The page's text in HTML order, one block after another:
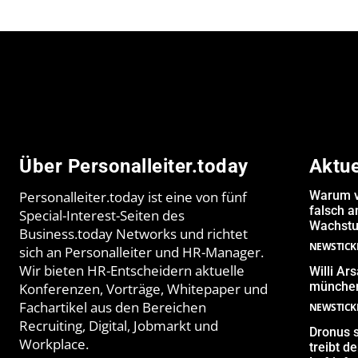
Über Personalleiter.today
Personalleiter.today ist eine von fünf
Special-Interest-Seiten des
Business.today Networks und richtet
sich an Personalleiter und HR-Manager.
Wir bieten HR-Entscheidern aktuelle
Konferenzen, Vorträge, Whitepaper und
Fachartikel aus den Bereichen
Recruiting, Digital, Jobmarkt und
Workplace.
Warum
falsch
Willi
Dronus
treibt